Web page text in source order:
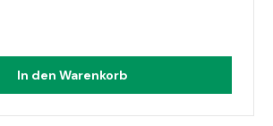
In den Warenkorb